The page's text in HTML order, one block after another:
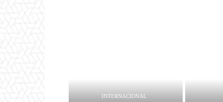
INTERNACIONAL